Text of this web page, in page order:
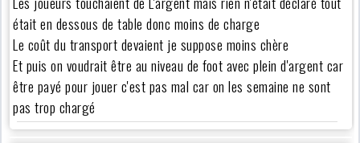
était en dessous de table donc moins de charge
Le coût du transport devaient je suppose moins chère
Et puis on voudrait être au niveau de foot avec plein d'argent car
être payé pour jouer c'est pas mal car on les semaine ne sont
pas trop chargé